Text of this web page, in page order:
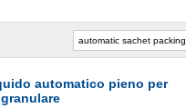
automatico pieno per